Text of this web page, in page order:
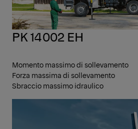
PK 14002 EH
Momento massimo di sollevamento
Forza massima di sollevamento
Sbraccio massimo idraulico